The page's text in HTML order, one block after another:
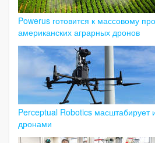
Powerus готовится к массовому
американских аграрных дронов
Perceptual Robotics масштабирует
дронами